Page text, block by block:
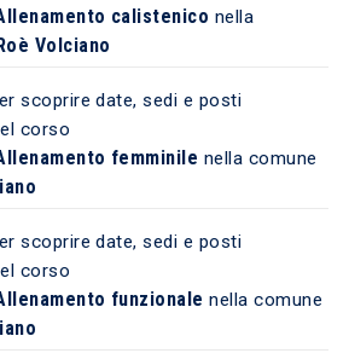
calistenico nella
Volciano
scoprire date, sedi e posti
corso
femminile nella comune
scoprire date, sedi e posti
corso
funzionale nella comune